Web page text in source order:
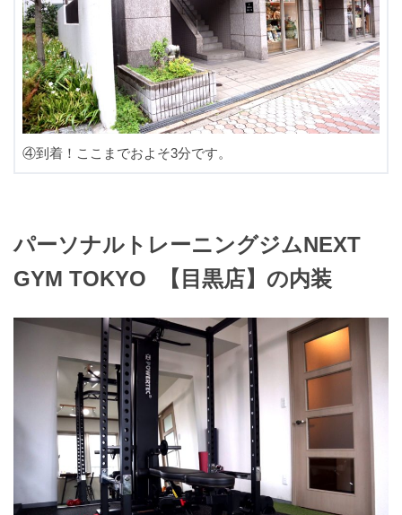
④到着！ここまでおよそ3分です。
パーソナルトレーニングジムNEXT
GYM TOKYO 【目黒店】の内装